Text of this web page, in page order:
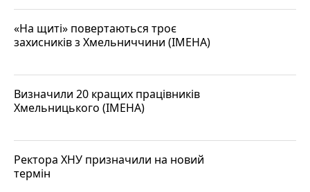
«На щиті» повертаються троє
захисників з Хмельниччини (ІМЕНА)
Визначили 20 кращих працівників
Хмельницького (ІМЕНА)
Ректора ХНУ призначили на новий
термін